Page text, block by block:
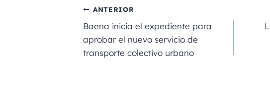
e
b
o
o
l
m n
g
er
A
p
p
ANTERIOR
Baena inicia el expediente para
aprobar el nuevo servicio de
transporte colectivo urbano